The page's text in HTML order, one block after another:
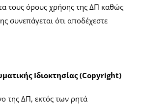
τους όρους χρήσης της ΔΠ καθώς
συνεπάγεται ότι αποδέχεστε
Ιδιοκτησίας (Copyright)
της ΔΠ, εκτός των ρητά